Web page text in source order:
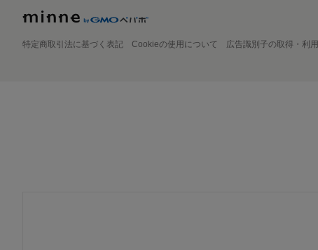
特定商取引法に基づく表記 Cookieの使用について 広告識別子の取得・利用